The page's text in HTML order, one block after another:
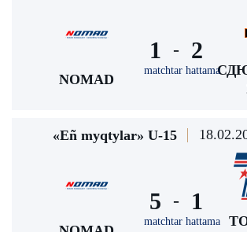
NOMAD
1 -
matchtar hattama
2
«Eñ myqtylar» U-15
5 -
matchtar hattama
1